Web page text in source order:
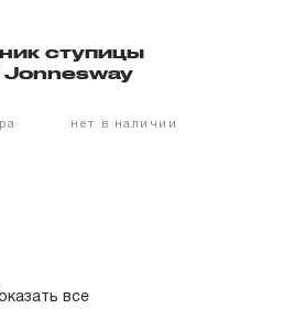
ступицы
Jonnesway
нет в наличии
все